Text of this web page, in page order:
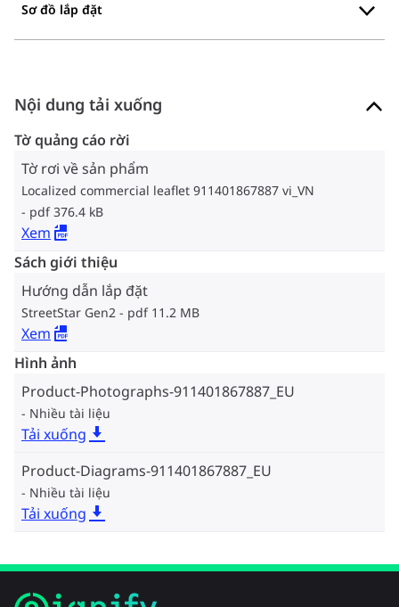
Sơ đồ lắp đặt
Nội dung tải xuống
Tờ quảng cáo rời
Tờ rơi về sản phẩm
Localized commercial leaflet 911401867887 vi_VN
pdf 376.4 kB
Xem
Sách giới thiệu
Hướng dẫn lắp đặt
StreetStar Gen2 pdf 11.2 MB
Xem
Hình ảnh
Product-Photographs-911401867887_EU
Nhiều tài liệu
Tải xuống
Product-Diagrams-911401867887_EU
Nhiều tài liệu
Tải xuống